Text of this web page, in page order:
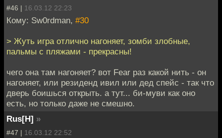
#46 | 16.03.12 22:23
Кому: Sw0rdman, #30
> Жуть игра отлично нагоняет, зомби злобные,
пальмы с пляжами - прекрасны!
чего она там нагоняет? вот Fear раз какой нить - он
нагоняет, или резиденд ивил или дед спейс - так что
дверь боишься открыть. а тут... би-муви как оно
есть, но только даже не смешно.
Rus[H] »
#47 | 16.03.12 22:52